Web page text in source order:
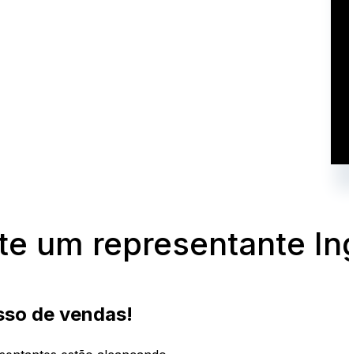
um representante
de vendas!